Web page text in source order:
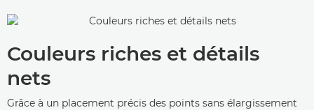
Couleurs riches et détails
nets
Grâce à un placement précis des points sans élargissement